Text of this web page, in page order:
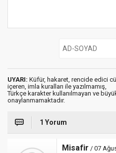
UYARI: Küfür, hakaret, rencide edici
içeren, imla kuralları ile yazılmamış,
Türkçe karakter kullanılmayan ve
onaylanmamaktadır.
1 Yorum
Misafir / 07